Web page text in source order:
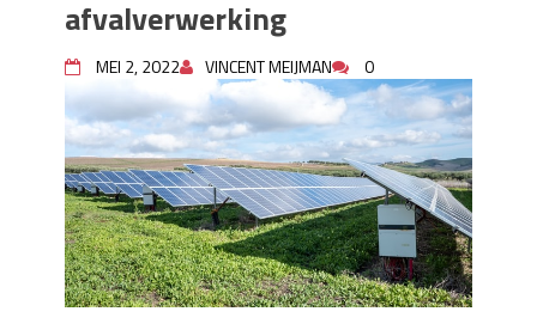
Wanneer moet je een specialist
inschakelen bij rioolproblemen?
Slimme oplossingen voor lekkages en
verstoppingen
Betonplex: Het Veelzijdige
Plaatmateriaal voor Moderne Projecten
Woonstijlen die perfect passen bij
duurzaam bouwen
Oma weet raadt bij cementsluier:
natuurlijke oplossingen
afvalverwerking
MEI 2, 2022 VINCENT MEIJMAN 0